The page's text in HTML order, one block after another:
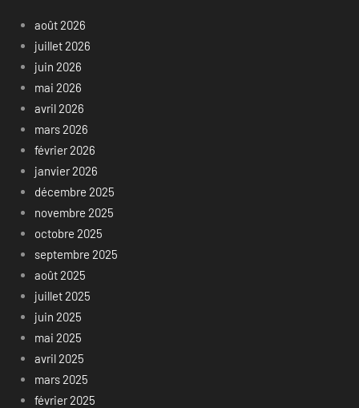
août 2026
juillet 2026
juin 2026
mai 2026
avril 2026
mars 2026
février 2026
janvier 2026
décembre 2025
novembre 2025
octobre 2025
septembre 2025
août 2025
juillet 2025
juin 2025
mai 2025
avril 2025
mars 2025
février 2025